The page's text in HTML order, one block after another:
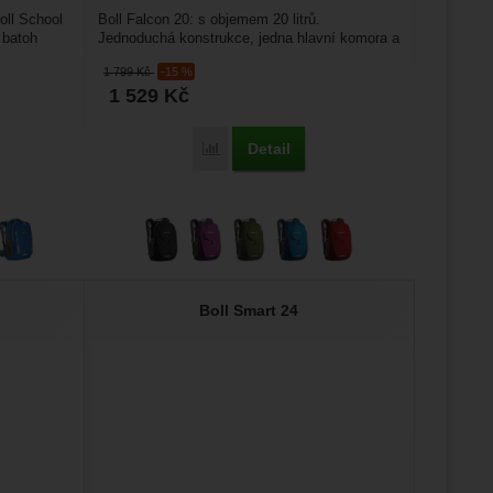
si
Mate 20' k porovnání
School
1 799Kč -15 %
1 529 Kč
Přidat 'Boll Falcon 20' k porovnání
Detail
Boll Falcon 20: s objemem 20 litrů.
Jednoduchá konstrukce, jedna hlavní komora a
Boll Smart 24